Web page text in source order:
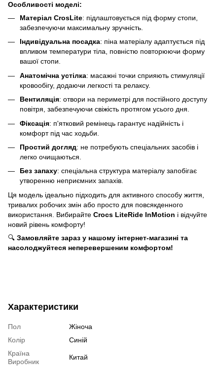
Особливості моделі:
Матеріал CrosLite: підлаштовується під форму стопи,
забезпечуючи максимальну зручність.
Індивідуальна посадка: піна матеріалу адаптується під
впливом температури тіла, повністю повторюючи форму
вашої стопи.
Анатомічна устілка: масажні точки сприяють стимуляції
кровообігу, додаючи легкості та релаксу.
Вентиляція: отвори на периметрі для постійного доступу
повітря, забезпечуючи свіжість протягом усього дня.
Фіксація: п'ятковий ремінець гарантує надійність і
комфорт під час ходьби.
Простий догляд: не потребують спеціальних засобів і
легко очищаються.
Без запаху: спеціальна структура матеріалу запобігає
утворенню неприємних запахів.
Ця модель ідеально підходить для активного способу життя,
тривалих робочих змін або просто для повсякденного
використання. Вибирайте Crocs LiteRide InMotion і відчуйте
новий рівень комфорту!
🔍 Замовляйте зараз у нашому інтернет-магазині та
насолоджуйтеся неперевершеним комфортом!
Характеристики
Пол
Жіноча
Колір
Синій
Країна
Виробник
Китай